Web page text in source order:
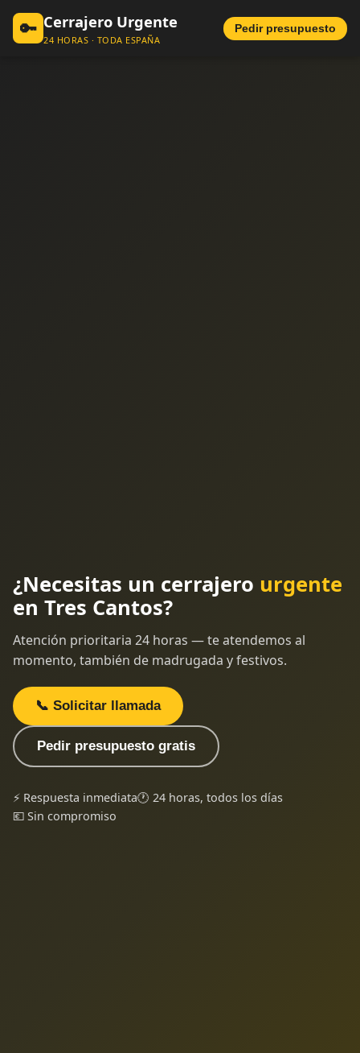
🔑 Cerrajero Urgente
24 HORAS · TODA ESPAÑA
Pedir presupuesto
¿Necesitas un cerrajero urgente
en Tres Cantos?
Atención prioritaria 24 horas — te atendemos al
momento, también de madrugada y festivos.
📞 Solicitar llamada
Pedir presupuesto gratis
⚡ Respuesta inmediata🕐 24 horas, todos los días
💶 Sin compromiso